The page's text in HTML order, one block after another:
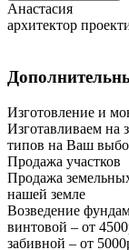
Анастасия
архитектор
Изготовление и
Изготавливаем на
типов на Ваш
Продажа участков
Продажа
нашей земле
Возведение
винтовой – от
забивной – от